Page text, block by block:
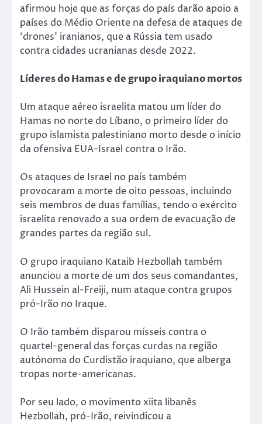
afirmou hoje que as forças do país darão apoio a
países do Médio Oriente na defesa de ataques de
‘drones’ iranianos, que a Rússia tem usado
contra cidades ucranianas desde 2022.
Líderes do Hamas e de grupo iraquiano mortos
Um ataque aéreo israelita matou um líder do
Hamas no norte do Líbano, o primeiro líder do
grupo islamista palestiniano morto desde o início
da ofensiva EUA-Israel contra o Irão.
Os ataques de Israel no país também
provocaram a morte de oito pessoas, incluindo
seis membros de duas famílias, tendo o exército
israelita renovado a sua ordem de evacuação de
grandes partes da região sul.
O grupo iraquiano Kataib Hezbollah também
anunciou a morte de um dos seus comandantes,
Ali Hussein al-Freiji, num ataque contra grupos
pró-Irão no Iraque.
O Irão também disparou mísseis contra o
quartel-general das forças curdas na região
autónoma do Curdistão iraquiano, que alberga
tropas norte-americanas.
Por seu lado, o movimento xiita libanês
Hezbollah, pró-Irão, reivindicou a